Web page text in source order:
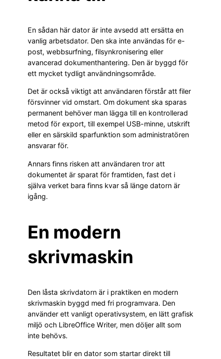
En sådan här dator är inte avsedd att ersätta en
vanlig arbetsdator. Den ska inte användas för e-
post, webbsurfning, filsynkronisering eller
avancerad dokumenthantering. Den är byggd för
ett mycket tydligt användningsområde.
Det är också viktigt att användaren förstår att filer
försvinner vid omstart. Om dokument ska sparas
permanent behöver man lägga till en kontrollerad
metod för export, till exempel USB-minne, utskrift
eller en särskild sparfunktion som administratören
ansvarar för.
Annars finns risken att användaren tror att
dokumentet är sparat för framtiden, fast det i
själva verket bara finns kvar så länge datorn är
igång.
En modern
skrivmaskin
Den låsta skrivdatorn är i praktiken en modern
skrivmaskin byggd med fri programvara. Den
använder ett vanligt operativsystem, en lätt grafisk
miljö och LibreOffice Writer, men döljer allt som
inte behövs.
Resultatet blir en dator som startar direkt till